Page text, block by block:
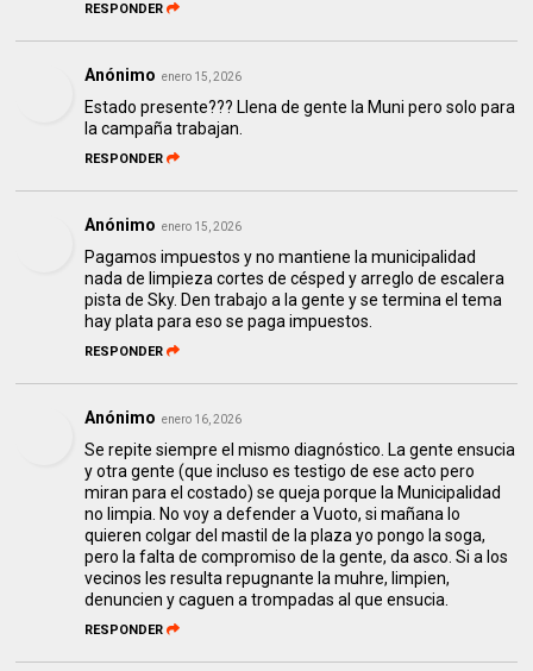
RESPONDER
Anónimo enero 15, 2026
Estado presente??? Llena de gente la Muni pero solo para
la campaña trabajan.
RESPONDER
Anónimo enero 15, 2026
Pagamos impuestos y no mantiene la municipalidad
nada de limpieza cortes de césped y arreglo de escalera
pista de Sky. Den trabajo a la gente y se termina el tema
hay plata para eso se paga impuestos.
RESPONDER
Anónimo enero 16, 2026
Se repite siempre el mismo diagnóstico. La gente ensucia
y otra gente (que incluso es testigo de ese acto pero
miran para el costado) se queja porque la Municipalidad
no limpia. No voy a defender a Vuoto, si mañana lo
quieren colgar del mastil de la plaza yo pongo la soga,
pero la falta de compromiso de la gente, da asco. Si a los
vecinos les resulta repugnante la muhre, limpien,
denuncien y caguen a trompadas al que ensucia.
RESPONDER